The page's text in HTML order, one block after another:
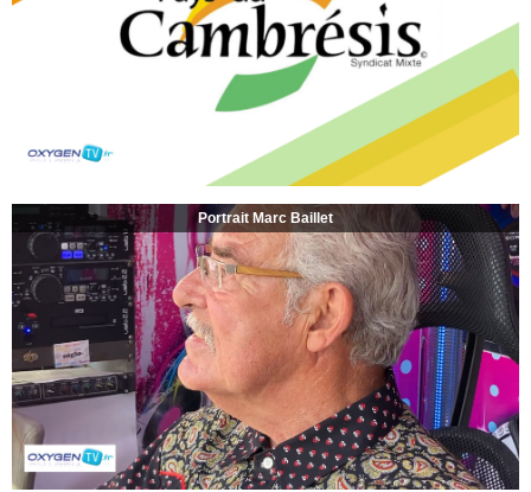
Portrait Marc Baillet